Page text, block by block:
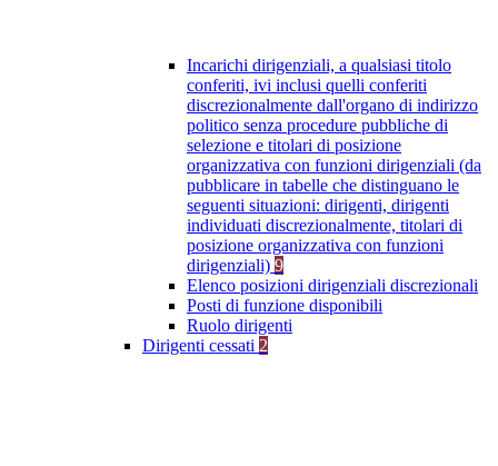
Incarichi dirigenziali, a qualsiasi titolo
conferiti, ivi inclusi quelli conferiti
discrezionalmente dall'organo di indirizzo
politico senza procedure pubbliche di
selezione e titolari di posizione
organizzativa con funzioni dirigenziali (da
pubblicare in tabelle che distinguano le
seguenti situazioni: dirigenti, dirigenti
individuati discrezionalmente, titolari di
posizione organizzativa con funzioni
dirigenziali) 9
Elenco posizioni dirigenziali discrezionali
Posti di funzione disponibili
Ruolo dirigenti
Dirigenti cessati 2